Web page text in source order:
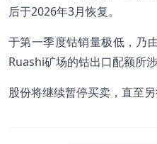
后于2026年3月恢复。
于第一季度钴销量极低，乃
Ruashi矿场的钴出口配额所
股份将继续暂停买卖，直至另